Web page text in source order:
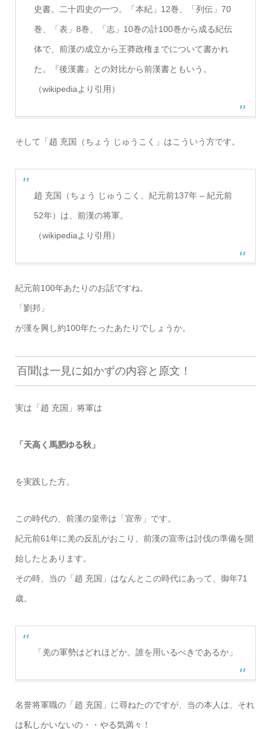
史書。二十四史の一つ。「本紀」12巻、「列伝」70
巻、「表」8巻、「志」10巻の計100巻から成る紀伝
体で、前漢の成立から王莽政権までについて書かれ
た。『後漢書』との対比から前漢書ともいう。
（wikipediaより引用）
そして「趙 充国（ちょう じゅうこく」はこういう方です。
趙 充国（ちょう じゅうこく、紀元前137年 – 紀元前
52年）は、前漢の将軍。
（wikipediaより引用）
紀元前100年あたりのお話ですね。
「劉邦」
が漢を興し約100年たったあたりでしょうか。
百聞は一見に如かずの内容と原文！
実は「趙 充国」将軍は
「天高く馬肥ゆる秋」
を実践した方。
この時代の、前漢の皇帝は「宣帝」です。
紀元前61年に羌の反乱がおこり、前漢の宣帝は討伐の準備を開
始したとあります。
その時、当の「趙 充国」はなんとこの時代にあって、御年71
歳。
「羌の軍勢はどれほどか。誰を用いるべきであるか」
名誉将軍職の「趙 充国」に尋ねたのですが、当の本人は、それ
は私しかいないの・・やる気満々！